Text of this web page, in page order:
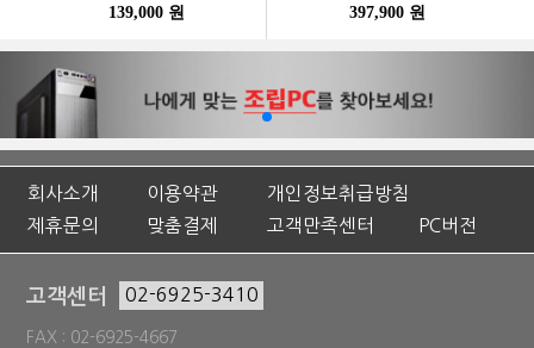
139,000 원 397,900 원
회사소개 이용약관
개인정보취급방침
제휴문의
맞춤결제 고객만족센터 PC버전
고객센터 02-6925-3410
FAX : 02-6925-4667